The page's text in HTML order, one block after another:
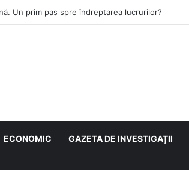
clar înaintea duelului cu CS Afumați
ECONOMIC GAZETA DE INVESTIGAȚII